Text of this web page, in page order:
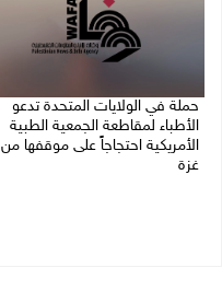
حملة في الولايات المتحدة تدعو
الأطباء لمقاطعة الجمعية الطبية
الأمريكية احتجاجاً على موقفها من
غزة